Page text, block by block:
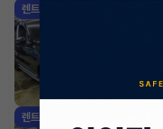
렌트
조회 370
렌트